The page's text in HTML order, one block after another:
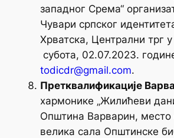
западног Срема“
Чувари српског
Хрватска, Централни трг
субота, 02.07.2023.
todicdr@gmail.com.
Претквалификације
хармонике „Жилићеви
Општина Варварин,
велика сала Општинске